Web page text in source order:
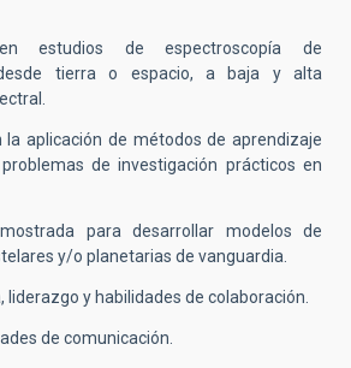
en estudios de espectroscopía de
tierra o espacio, a baja y alta
la aplicación de métodos de aprendizaje
de investigación prácticos en
para desarrollar modelos de
y/o planetarias de vanguardia.
liderazgo y habilidades de colaboración.
de comunicación.